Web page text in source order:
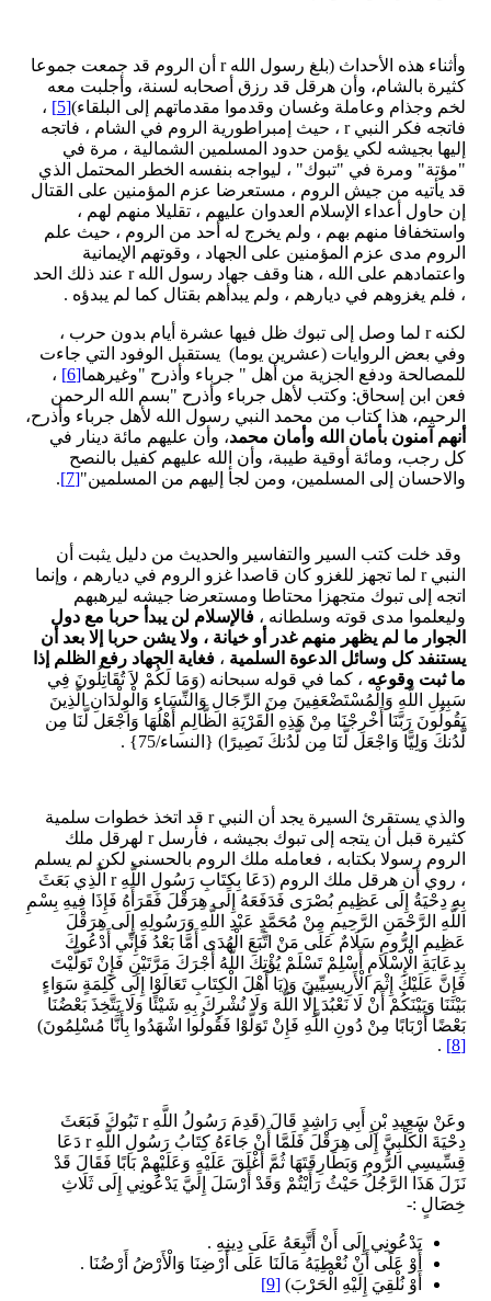
وأثناء هذه الأحداث (بلغ رسول الله r أن الروم قد جمعت جموعا
كثيرة بالشام، وأن هرقل قد رزق أصحابه لسنة، وأجلبت معه
لخم وجذام وعاملة وغسان وقدموا مقدماتهم إلى البلقاء)[5]
،
فاتجه فكر النبي r ، حيث إمبراطورية الروم في الشام ، فاتجه
إليها بجيشه لكي يؤمن حدود المسلمين الشمالية ، مرة في
"مؤتة" ومرة في "تبوك" ، ليواجه بنفسه الخطر المحتمل الذي
قد يأتيه من جيش الروم ، مستعرضا عزم المؤمنين على القتال
إن حاول أعداء الإسلام العدوان عليهم ، تقليلا منهم لهم ،
واستخفافا منهم بهم ، ولم يخرج له أحد من الروم ، حيث علم
الروم مدى عزم المؤمنين على الجهاد ، وقوتهم الإيمانية
واعتمادهم على الله ، هنا وقف جهاد رسول الله r عند ذلك الحد
، فلم يغزوهم في ديارهم ، ولم يبدأهم بقتال كما لم يبدؤه .
لكنه r لما وصل إلى تبوك ظل فيها عشرة أيام بدون حرب ،
وفي بعض الروايات (عشرين يوما) يستقبل الوفود التي جاءت
للمصالحة ودفع الجزية من أهل " جرباء وأذرح "وغيرهما[6]
،
فعن ابن إسحاق: وكتب لأهل جرباء وأذرح "بسم الله الرحمن
الرحيم، هذا كتاب من محمد النبي رسول الله لأهل جرباء وأذرح،
أنهم آمنون بأمان الله وأمان محمد، وأن عليهم مائة دينار في
كل رجب، ومائة أوقية طيبة، وأن الله عليهم كفيل بالنصح
والاحسان إلى المسلمين، ومن لجأ إليهم من المسلمين"[7]
.
وقد خلت كتب السير والتفاسير والحديث من دليل يثبت أن
النبي r لما تجهز للغزو كان قاصدا غزو الروم في ديارهم ، وإنما
اتجه إلى تبوك متجهزا محتاطا ومستعرضا جيشه ليرهبهم
وليعلموا مدى قوته وسلطانه ، فالإسلام لن يبدأ حربا مع دول
الجوار ما لم يظهر منهم غدر أو خيانة ، ولا يشن حربا إلا بعد أن
يستنفد كل وسائل الدعوة السلمية ، فغاية الجهاد رفع الظلم إذا
ما ثبت وقوعه ، كما في قوله سبحانه (وَمَا لَكُمْ لاَ تُقَاتِلُونَ فِي
سَبِيلِ اللّهِ وَالْمُسْتَضْعَفِينَ مِنَ الرِّجَالِ وَالنِّسَاء وَالْوِلْدَانِ الَّذِينَ
يَقُولُونَ رَبَّنَا أَخْرِجْنَا مِنْ هَذِهِ الْقَرْيَةِ الظَّالِمِ أَهْلُهَا وَاجْعَل لَّنَا مِن
لَّدُنكَ وَلِيًّا وَاجْعَل لَّنَا مِن لَّدُنكَ نَصِيرًا) {النساء/75} .
والذي يستقرئ السيرة يجد أن النبي r قد اتخذ خطوات سلمية
كثيرة قبل أن يتجه إلى تبوك بجيشه ، فأرسل r لهرقل ملك
الروم رسولا بكتابه ، فعامله ملك الروم بالحسنى لكن لم يسلم
، روي أن هرقل ملك الروم (دَعَا بِكِتَابِ رَسُولِ اللَّهِ r الَّذِي بَعَثَ
بِهِ دِحْيَةُ إِلَى عَظِيمِ بُصْرَى فَدَفَعَهُ إِلَى هِرَقْلَ فَقَرَأَهُ فَإِذَا فِيهِ بِسْمِ
اللَّهِ الرَّحْمَنِ الرَّحِيمِ مِنْ مُحَمَّدٍ عَبْدِ اللَّهِ وَرَسُولِهِ إِلَى هِرَقْلَ
عَظِيمِ الرُّومِ سَلَامٌ عَلَى مَنْ اتَّبَعَ الْهُدَى أَمَّا بَعْدُ فَإِنِّي أَدْعُوكَ
بِدِعَايَةِ الْإِسْلَامِ أَسْلِمْ تَسْلَمْ يُؤْتِكَ اللَّهُ أَجْرَكَ مَرَّتَيْنِ فَإِنْ تَوَلَّيْتَ
فَإِنَّ عَلَيْكَ إِثْمَ الْأَرِيسِيِّينَ وَ(يَا أَهْلَ الْكِتَابِ تَعَالَوْا إِلَى كَلِمَةٍ سَوَاءٍ
بَيْنَنَا وَبَيْنَكُمْ أَنْ لَا نَعْبُدَ إِلَّا اللَّهَ وَلَا نُشْرِكَ بِهِ شَيْئًا وَلَا يَتَّخِذَ بَعْضُنَا
بَعْضًا أَرْبَابًا مِنْ دُونِ اللَّهِ فَإِنْ تَوَلَّوْا فَقُولُوا اشْهَدُوا بِأَنَّا مُسْلِمُونَ)
[8]
.
وعَنْ سَعِيدِ بْنِ أَبِي رَاشِدٍ قَالَ (قَدِمَ رَسُولُ اللَّهِ r تَبُوكَ فَبَعَثَ
دِحْيَةَ الْكَلْبِيَّ إِلَى هِرَقْلَ فَلَمَّا أَنْ جَاءَهُ كِتَابُ رَسُولِ اللَّهِ r دَعَا
قِسِّيسِي الرُّومِ وَبَطَارِقَتَهَا ثُمَّ أَغْلَقَ عَلَيْهِ وَعَلَيْهِمْ بَابًا فَقَالَ قَدْ
نَزَلَ هَذَا الرَّجُلُ حَيْثُ رَأَيْتُمْ وَقَدْ أَرْسَلَ إِلَيَّ يَدْعُونِي إِلَى ثَلَاثِ
خِصَالٍ :-
يَدْعُونِي إِلَى أَنْ أَتَّبِعَهُ عَلَى دِينِهِ .
أَوْ عَلَى أَنْ نُعْطِيَهُ مَالَنَا عَلَى أَرْضِنَا وَالْأَرْضُ أَرْضُنَا .
أَوْ نُلْقِيَ إِلَيْهِ الْحَرْبَ) [9]